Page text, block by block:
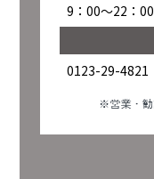
9：00～22：00
0123-29-4821